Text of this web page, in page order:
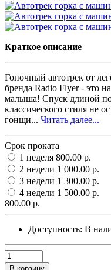
Краткое описание
Гоночный автотрек от
бренда Radio Flyer - это
малыша! Спуск длиной
классического стиля не
гонщи... Читать далее...
Срок проката
1 неделя 800.00 р.
2 недели 1 000.00 р.
3 недели 1 300.00 р.
4 недели 1 500.00 р.
800.00 р.
Доступность: В